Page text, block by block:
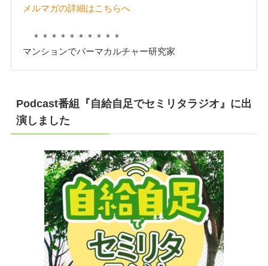
メルマガの詳細はこちらへ
＊＊＊＊＊＊＊＊＊＊
マンションでパーマカルチャー研究家
Podcast番組『自給自足でセミリタラジオ』に出
演しました